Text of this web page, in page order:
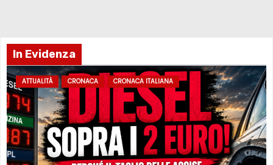
In Evidenza
ATTUALITÀ CRONACA CRONACA ITALIANA